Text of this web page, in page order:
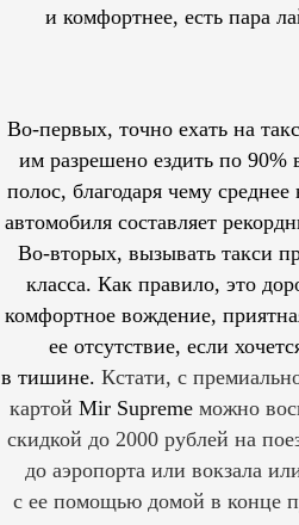
и комфортнее, есть пара
Во-первых, точно ехать на
им разрешеноездить по 90%
полос, благодаря чему среднее
автомобиля составляет
Во-вторых, вызывать такси
класса. Как правило, это
комфортное вождение,
ее отсутствие, если
в тишине. Кстати, с
картой Mir Supreme можно
скидкой до 2000 рублей на
до аэропорта или вокзала
с ее помощью домой в конце